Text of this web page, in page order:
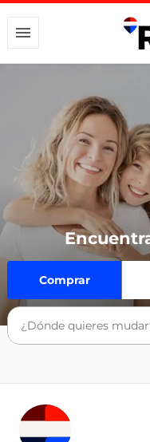
Comprar